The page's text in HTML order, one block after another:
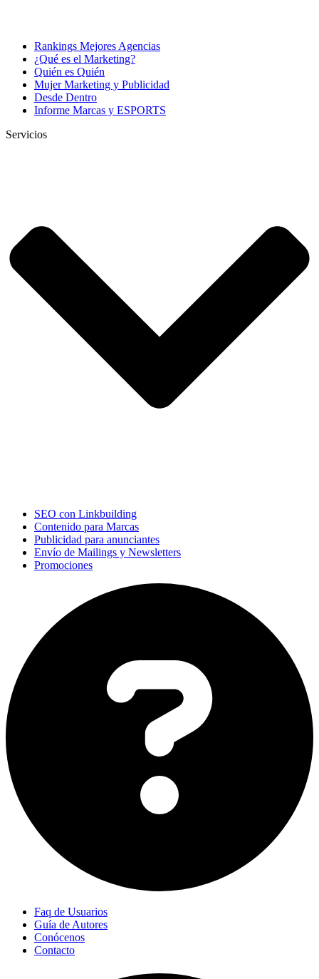
Rankings Mejores Agencias
¿Qué es el Marketing?
Quién es Quién
Mujer Marketing y Publicidad
Desde Dentro
Informe Marcas y ESPORTS
Servicios
SEO con Linkbuilding
Contenido para Marcas
Publicidad para anunciantes
Envío de Mailings y Newsletters
Promociones
Faq de Usuarios
Guía de Autores
Conócenos
Contacto